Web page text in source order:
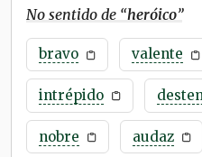
No sentido de “heróico”
bravo valente
intrépido
nobre audaz